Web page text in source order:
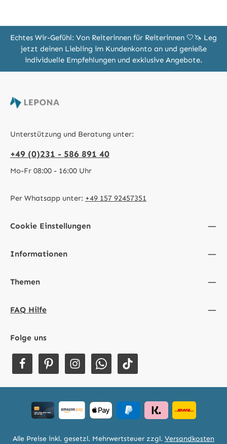
Echtes Wir-Gefühl: Von Reiterinnen für Reiterinnen 🤍🦄 Leg
jetzt deinen Liebling im Kundenkonto an und genieße
individuelle Empfehlungen und exklusive Angebote.
Unterstützung und Beratung unter:
+49 (0)231 - 586 891 40
Mo-Fr 08:00 - 16:00 Uhr
Per Whatsapp unter: +49 157 92457351
Cookie Einstellungen
Informationen
Themen
FAQ Hilfe
Folge uns
Alle Preise inkl. gesetzl. Mehrwertsteuer zzgl. Versandkosten